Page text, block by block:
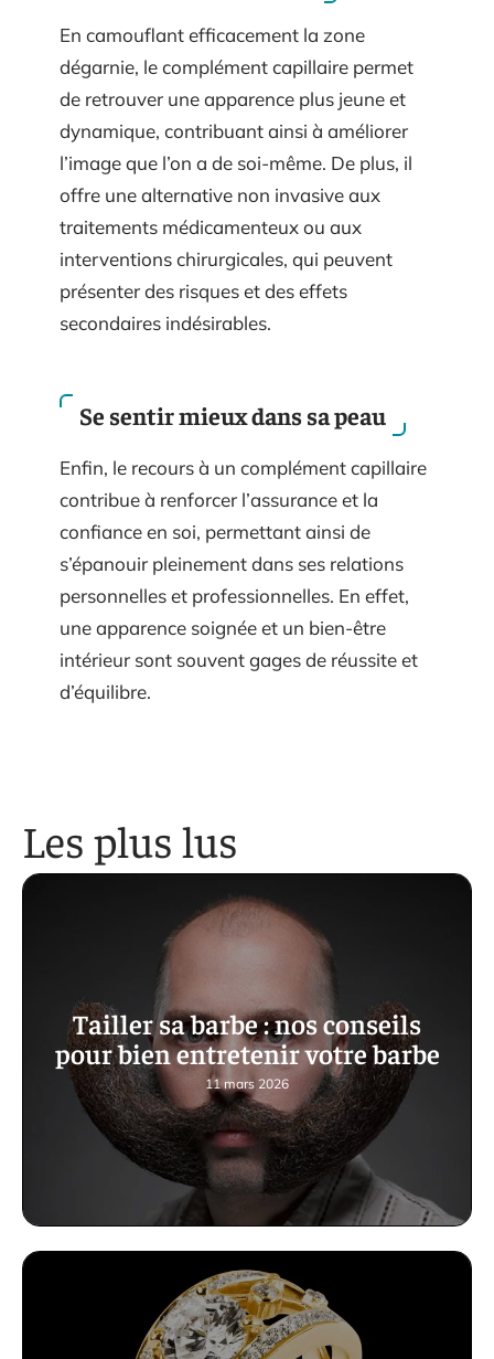
En camouflant efficacement la zone
dégarnie, le complément capillaire permet
de retrouver une apparence plus jeune et
dynamique, contribuant ainsi à améliorer
l’image que l’on a de soi-même. De plus, il
offre une alternative non invasive aux
traitements médicamenteux ou aux
interventions chirurgicales, qui peuvent
présenter des risques et des effets
secondaires indésirables.
Se sentir mieux dans sa peau
Enfin, le recours à un complément capillaire
contribue à renforcer l’assurance et la
confiance en soi, permettant ainsi de
s’épanouir pleinement dans ses relations
personnelles et professionnelles. En effet,
une apparence soignée et un bien-être
intérieur sont souvent gages de réussite et
d’équilibre.
Les plus lus
Tailler sa barbe : nos conseils
pour bien entretenir votre barbe
11 mars 2026